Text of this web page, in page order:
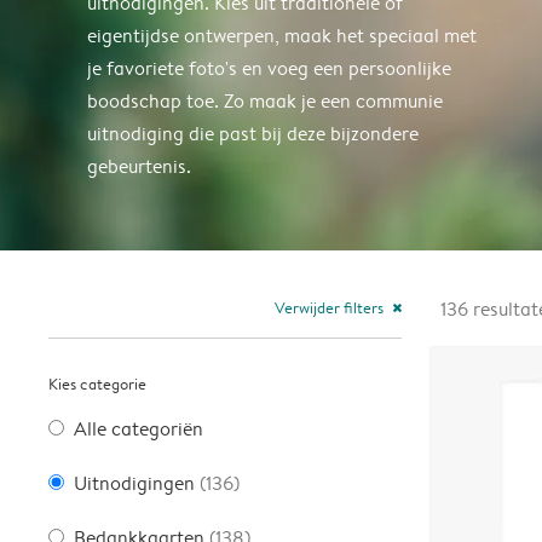
eigentijdse ontwerpen, maak het speciaal met
je favoriete foto's en voeg een persoonlijke
boodschap toe. Zo maak je een communie
uitnodiging die past bij deze bijzondere
gebeurtenis.
Verwijder filters close
Kies categorie
Alle categoriën
Uitnodigingen (136)
136